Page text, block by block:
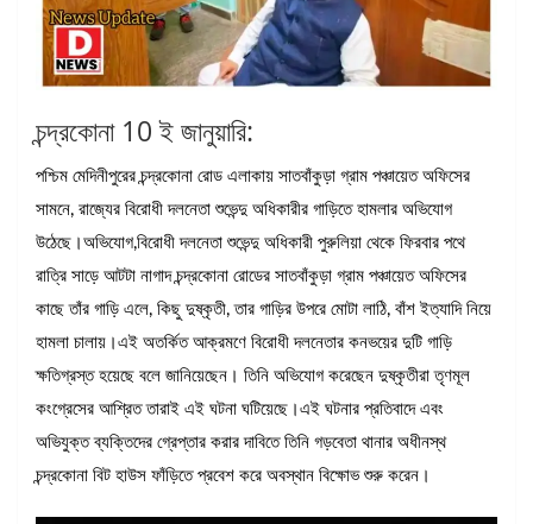
চন্দ্রকোনা 10 ই জানুয়ারি:
পশ্চিম মেদিনীপুরের চন্দ্রকোনা রোড এলাকায় সাতবাঁকুড়া গ্রাম পঞ্চায়েত অফিসের
সামনে, রাজ্যের বিরোধী দলনেতা শুভেন্দু অধিকারীর গাড়িতে হামলার অভিযোগ
উঠেছে।অভিযোগ,বিরোধী দলনেতা শুভেন্দু অধিকারী পুরুলিয়া থেকে ফিরবার পথে
রাত্রি সাড়ে আটটা নাগাদ চন্দ্রকোনা রোডের সাতবাঁকুড়া গ্রাম পঞ্চায়েত অফিসের
কাছে তাঁর গাড়ি এলে, কিছু দুষ্কৃতী, তার গাড়ির উপরে মোটা লাঠি, বাঁশ ইত্যাদি নিয়ে
হামলা চালায়।এই অতর্কিত আক্রমণে বিরোধী দলনেতার কনভয়ের দুটি গাড়ি
ক্ষতিগ্রস্ত হয়েছে বলে জানিয়েছেন। তিনি অভিযোগ করেছেন দুষ্কৃতীরা তৃণমূল
কংগ্রেসের আশ্রিত তারাই এই ঘটনা ঘটিয়েছে।এই ঘটনার প্রতিবাদে এবং
অভিযুক্ত ব্যক্তিদের গ্রেপ্তার করার দাবিতে তিনি গড়বেতা থানার অধীনস্থ
চন্দ্রকোনা বিট হাউস ফাঁড়িতে প্রবেশ করে অবস্থান বিক্ষোভ শুরু করেন।